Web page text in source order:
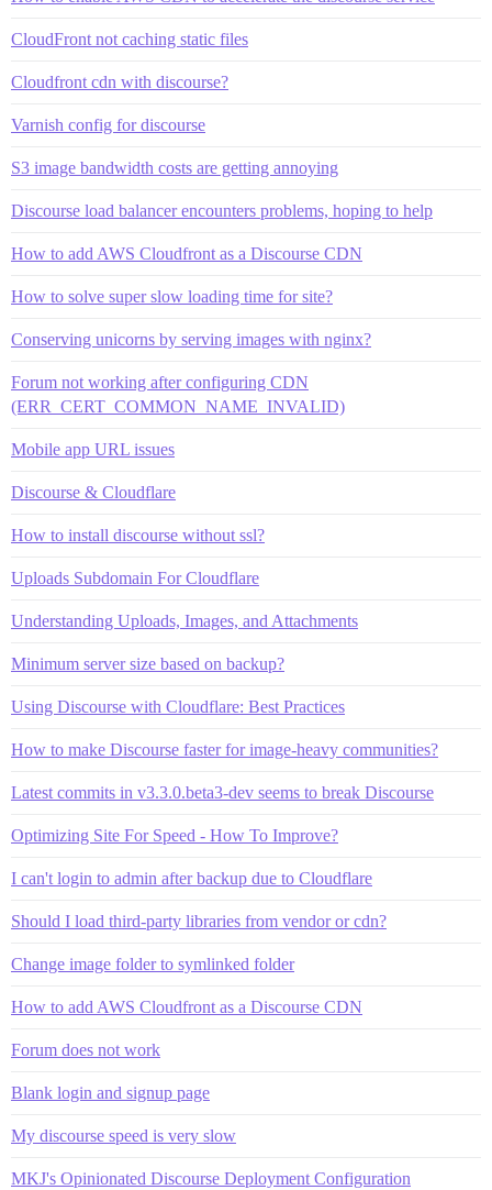
CloudFront not caching static files
Cloudfront cdn with discourse?
Varnish config for discourse
S3 image bandwidth costs are getting annoying
Discourse load balancer encounters problems, hoping to help
How to add AWS Cloudfront as a Discourse CDN
How to solve super slow loading time for site?
Conserving unicorns by serving images with nginx?
Forum not working after configuring CDN
(ERR_CERT_COMMON_NAME_INVALID)
Mobile app URL issues
Discourse & Cloudflare
How to install discourse without ssl?
Uploads Subdomain For Cloudflare
Understanding Uploads, Images, and Attachments
Minimum server size based on backup?
Using Discourse with Cloudflare: Best Practices
How to make Discourse faster for image-heavy communities?
Latest commits in v3.3.0.beta3-dev seems to break Discourse
Optimizing Site For Speed - How To Improve?
I can't login to admin after backup due to Cloudflare
Should I load third-party libraries from vendor or cdn?
Change image folder to symlinked folder
How to add AWS Cloudfront as a Discourse CDN
Forum does not work
Blank login and signup page
My discourse speed is very slow
MKJ's Opinionated Discourse Deployment Configuration